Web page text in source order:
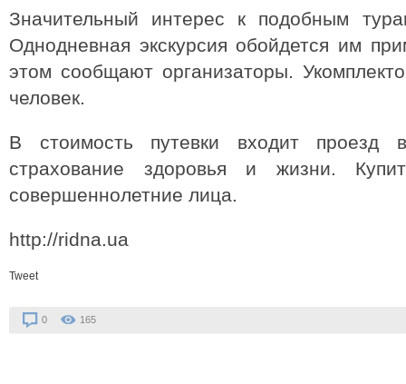
Значительный интерес к подобным
Однодневная экскурсия обойдется им
этом сообщают организаторы.
человек.
В стоимость путевки входит проезд
страхование здоровья и жизни.
совершеннолетние лица.
http://ridna.ua
Tweet
0 165